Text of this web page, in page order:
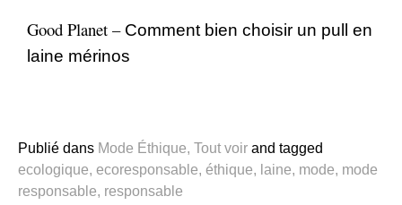
Good Planet – Comment bien choisir un pull en
laine mérinos
Publié dans Mode Éthique, Tout voir and tagged
ecologique, ecoresponsable, éthique, laine, mode, mode
responsable, responsable